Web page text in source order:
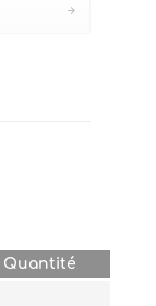
Quantité